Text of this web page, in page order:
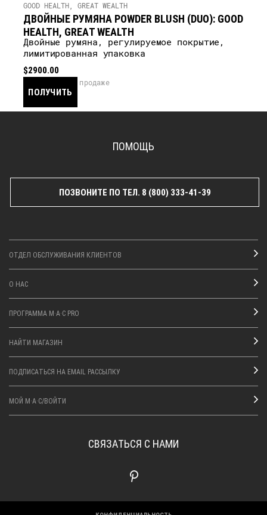
GOOD HEALTH, GREAT WEALTH
ДВОЙНЫЕ РУМЯНА POWDER BLUSH (DUO): GOOD
HEALTH, GREAT WEALTH
Двойные румяна, регулируемое покрытие,
лимитированная упаковка
$2900.00
ПОЛУЧИТЬ
скоро в продаже
ПОМОЩЬ
ПОЗВОНИТЕ ПО ТЕЛ. 8 (800) 333-41-39
ОТДЕЛ ОБСЛУЖИВАНИЯ КЛИЕНТОВ
О НАС
ПРОГРАММА M·A·C PRO
НАЙТИ МАГАЗИН
ПОДПИСАТЬСЯ НА EMAIL РАССЫЛКУ
МОЙ M·A·C/ВОЙТИ
СВЯЗАТЬСЯ С НАМИ